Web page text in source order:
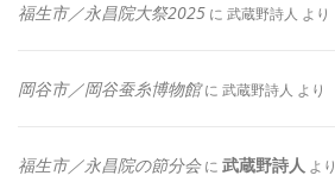
福生市／永昌院大祭2025 に 武蔵野詩人 より
岡谷市／岡谷蚕糸博物館に 武蔵野詩人 より
福生市／永昌院の節分会に 武蔵野詩人 より